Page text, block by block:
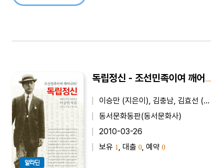
알라딘
독립정신 - 조선민족이여 깨어나라!
이승만 (지은이), 김충남, 김효선 (엮은이)
동서문화동판(동서문화사)
2010-03-26
보유 1 , 대출 0 , 예약 0